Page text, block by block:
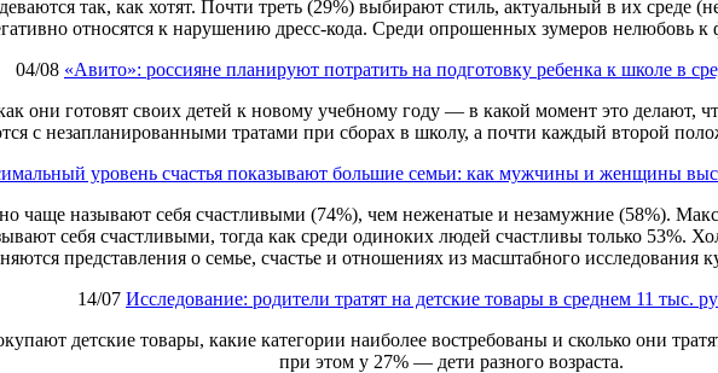
так, как хотят. Почти треть (29%) выбирают стиль, актуальный в их среде
относятся к нарушению дресс-кода. Среди опрошенных зумеров нелюбовь
04/08 «Авито»: россияне планируют потратить на подготовку ребенка к школе в
они готовят своих детей к новому учебному году — в какой момент это делают,
с незапланированными тратами при сборах в школу, а почти каждый второй
уровень счастья показывают большие семьи: как мужчины и женщины
чаще называют себя счастливыми (74%), чем неженатые и незамужние (58%).
себя счастливыми, тогда как среди одиноких людей счастливы только 53%.
представления о семье, счастье и отношениях из масштабного исследования
14/07 Исследование: родители тратят на детские товары в среднем 11 тыс.
детские товары, какие категории наиболее востребованы и сколько они
при этом у 27% — дети разного возраста.